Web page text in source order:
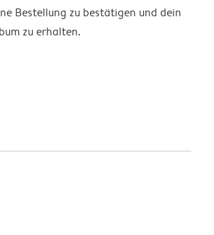
Bestellung zu bestätigen und dein
zu erhalten.